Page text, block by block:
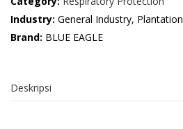
Industry: General Industry, Plantation
Brand: BLUE EAGLE
Deskripsi